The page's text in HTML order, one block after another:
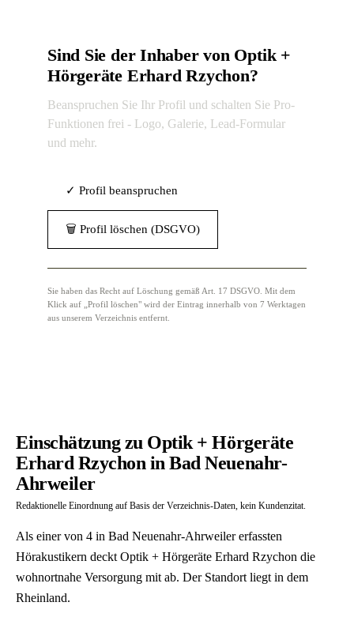
Sind Sie der Inhaber von Optik +
Hörgeräte Erhard Rzychon?
Beanspruchen Sie Ihr Profil und schalten Sie Pro-
Funktionen frei - Logo, Galerie, Lead-Formular
und mehr.
✓ Profil beanspruchen
🗑 Profil löschen (DSGVO)
Sie haben das Recht auf Löschung gemäß Art. 17 DSGVO. Mit dem
Klick auf „Profil löschen" wird der Eintrag innerhalb von 7 Werktagen
aus unserem Verzeichnis entfernt.
Einschätzung zu Optik + Hörgeräte
Erhard Rzychon in Bad Neuenahr-
Ahrweiler
Redaktionelle Einordnung auf Basis der Verzeichnis-Daten, kein Kundenzitat.
Als einer von 4 in Bad Neuenahr-Ahrweiler erfassten
Hörakustikern deckt Optik + Hörgeräte Erhard Rzychon die
wohnortnahe Versorgung mit ab. Der Standort liegt in dem
Rheinland.